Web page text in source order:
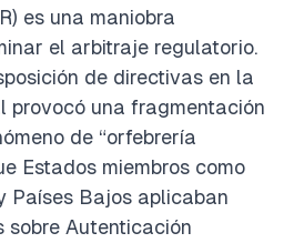
es una maniobra
el arbitraje regulatorio.
de directivas en la
provocó una fragmentación
de “orfebrería
Estados miembros como
Países Bajos aplicaban
sobre Autenticación